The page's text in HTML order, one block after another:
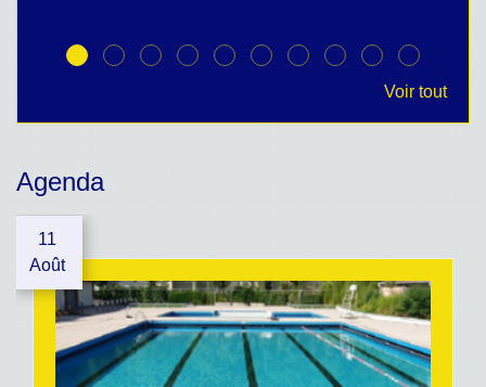
Voir tout
Agenda
11
Août